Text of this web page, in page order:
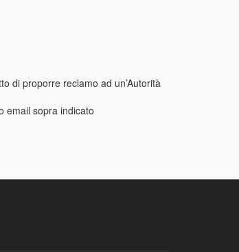
di proporre reclamo ad un’Autorità
email sopra indicato